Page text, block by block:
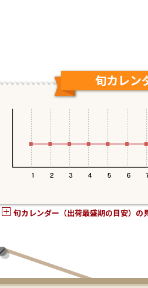
9月の出荷ランキン
熊本県
埼玉県
千葉県
群馬県
旬カレン
旬カレンダー（出荷最盛期の目安）の